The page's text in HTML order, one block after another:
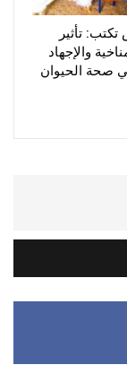
تأثير
والإجهاد
صحة الحيوان